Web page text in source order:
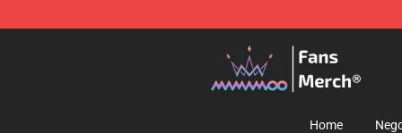
Mamamoo Store - Official Mamamoo Merchandise
Home